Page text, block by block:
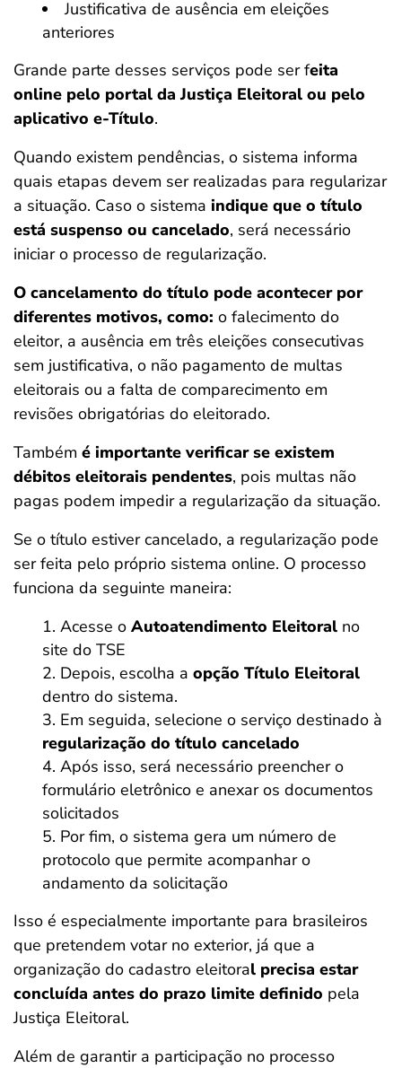
Justificativa de ausência em eleições
anteriores
Grande parte desses serviços pode ser feita
online pelo portal da Justiça Eleitoral ou pelo
aplicativo e-Título.
Quando existem pendências, o sistema informa
quais etapas devem ser realizadas para regularizar
a situação. Caso o sistema indique que o título
está suspenso ou cancelado, será necessário
iniciar o processo de regularização.
O cancelamento do título pode acontecer por
diferentes motivos, como: o falecimento do
eleitor, a ausência em três eleições consecutivas
sem justificativa, o não pagamento de multas
eleitorais ou a falta de comparecimento em
revisões obrigatórias do eleitorado.
Também é importante verificar se existem
débitos eleitorais pendentes, pois multas não
pagas podem impedir a regularização da situação.
Se o título estiver cancelado, a regularização pode
ser feita pelo próprio sistema online. O processo
funciona da seguinte maneira:
Acesse o Autoatendimento Eleitoral no
site do TSE
Depois, escolha a opção Título Eleitoral
dentro do sistema.
Em seguida, selecione o serviço destinado à
regularização do título cancelado
Após isso, será necessário preencher o
formulário eletrônico e anexar os documentos
solicitados
Por fim, o sistema gera um número de
protocolo que permite acompanhar o
andamento da solicitação
Isso é especialmente importante para brasileiros
que pretendem votar no exterior, já que a
organização do cadastro eleitoral precisa estar
concluída antes do prazo limite definido pela
Justiça Eleitoral.
Além de garantir a participação no processo